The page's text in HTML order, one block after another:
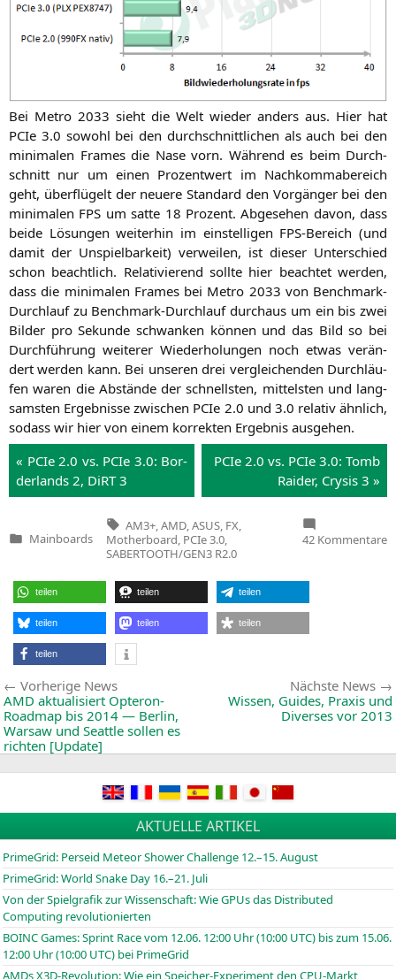
Bei Metro 2033 sieht die Welt wie­der anders aus. Hier hat
PCIe 3.0 sowohl bei den durch­schnitt­li­chen als auch bei den
mini­ma­len Frames die Nase vorn. Wäh­rend es beim Durch­
schnitt nur um einen Pro­zent­wert im Nach­kom­ma­be­reich
geht, über­flü­gelt der neue­re Stan­dard den Vor­gän­ger bei den
mini­ma­len FPS um sat­te 18 Pro­zent. Abge­se­hen davon, dass
bei­de Lösun­gen wei­ter­hin im ein­stel­li­gen FPS-Bereich (und
damit der Unspiel­bar­keit) ver­wei­len, ist die­ser Unter­schied
schon beacht­lich. Rela­ti­vie­rend soll­te hier beach­tet wer­den,
dass die mini­ma­len Frames bei Metro 2033 von Bench­mark-
Durch­lauf zu Bench­mark-Durch­lauf durch­aus um ein bis zwei
Bil­der pro Sekun­de schwan­ken kön­nen und das Bild so bei
Durch­füh­rung wei­te­rer Wie­der­ho­lun­gen noch etwas ver­än­
dert wer­den kann. Bei unse­ren drei ver­glei­chen­den Durch­läu­
fen waren die Abstän­de der schnells­ten, mit­tel­sten und lang­
sams­ten Ergeb­nis­se zwi­schen PCIe 2.0 und 3.0 rela­tiv ähn­lich,
sodass wir hier von einem kor­rek­ten Ergeb­nis ausgehen.
« PCIe 2.0 vs. PCIe 3.0: Bor­
der­lands 2, DiRT 3
PCIe 2.0 vs. PCIe 3.0: Tomb
Rai­der, Crysis 3 »
Veröffentlicht
Mainboards
Tags:
AM3+ AMD ASUS FX
Motherboard, PCIe 3.0,
SABERTOOTH/GEN3 R2.0
42 Kommentare
teilen teilen teilen
teilen teilen teilen
teilen
Beitragsnavigation
Vorherige NewsVorherige
News:
AMD aktualisiert Opteron-
Roadmap bis 2014 — Berlin,
Warsaw und Seattle sollen es
richten [Update]
Nächste News
Wissen, Guides, Praxis und
Diverses vor 2013
AKTUELLE ARTIKEL
PrimeGrid: Perseid Meteor Shower Challenge 12.–15. August
PrimeGrid: World Snake Day 16.–21. Juli
Von der Spielgrafik zur Wissenschaft: Wie GPUs das Distributed
Computing revolutionierten
BOINCGames: Sprint Race vom 12.06. 12:00 Uhr (10:00 UTC) bis zum 15.06.
12:00 Uhr (10:00 UTC) bei PrimeGrid
AMDs X3D-Revolution: Wie ein Speicher-Experiment den CPU-Markt